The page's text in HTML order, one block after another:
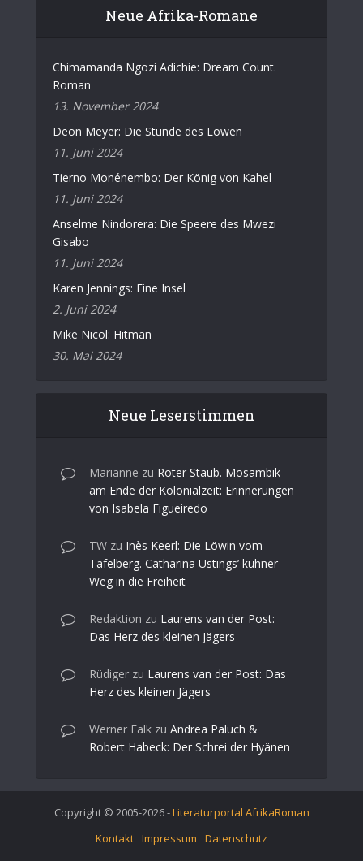
Neue Afrika-Romane
Chimamanda Ngozi Adichie: Dream Count.
Roman
13. November 2024
Deon Meyer: Die Stunde des Löwen
11. Juni 2024
Tierno Monénembo: Der König von Kahel
11. Juni 2024
Anselme Nindorera: Die Speere des Mwezi
Gisabo
11. Juni 2024
Karen Jennings: Eine Insel
2. Juni 2024
Mike Nicol: Hitman
30. Mai 2024
Neue Leserstimmen
Marianne zu Roter Staub. Mosambik
am Ende der Kolonialzeit: Erinnerungen
von Isabela Figueiredo
TW zu Inès Keerl: Die Löwin vom
Tafelberg. Catharina Ustings’ kühner
Weg in die Freiheit
Redaktion zu Laurens van der Post:
Das Herz des kleinen Jägers
Rüdiger zu Laurens van der Post: Das
Herz des kleinen Jägers
Werner Falk zu Andrea Paluch &
Robert Habeck: Der Schrei der Hyänen
Copyright © 2005-2026 -Literaturportal AfrikaRoman
Kontakt Impressum Datenschutz